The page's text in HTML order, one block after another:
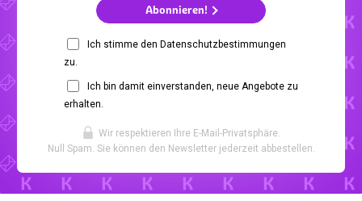
Abonnieren!
Ich stimme den Datenschutzbestimmungen
zu.
Ich bin damit einverstanden, neue Angebote zu
erhalten.
Wir respektieren Ihre E-Mail-Privatsphäre.
Null Spam. Sie können den Newsletter jederzeit abbestellen.